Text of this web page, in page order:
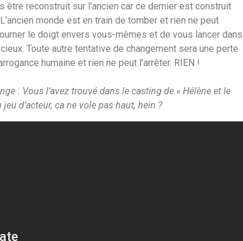
être reconstruit sur l’ancien car ce dernier est construit
monde est en train de tomber et rien ne peut
le doigt envers vous-mêmes et de vous lancer dans
Toute autre tentative de changement sera une perte
humaine et rien ne peut l’arrêter. RIEN !
: Vous l’avez trouvé dans le casting de « Hélène et le
d’acteur, ca ne vole pas haut, hein ?